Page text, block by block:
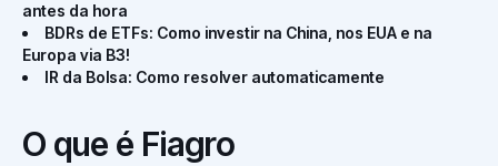
antes da hora
BDRs de ETFs: Como investir na China, nos EUA e na
Europa via B3!
IR da Bolsa: Como resolver automaticamente
O que é Fiagro